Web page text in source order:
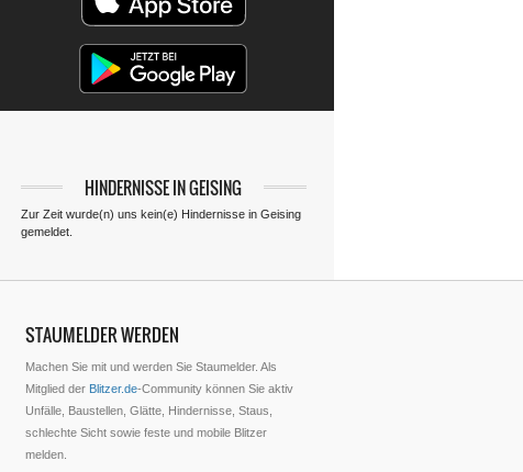
HINDERNISSE IN GEISING
Zur Zeit wurde(n) uns kein(e) Hindernisse in Geising
gemeldet.
STAUMELDER WERDEN
Machen Sie mit und werden Sie Staumelder. Als
Mitglied der Blitzer.de-Community können Sie aktiv
Unfälle, Baustellen, Glätte, Hindernisse, Staus,
schlechte Sicht sowie feste und mobile Blitzer
melden.